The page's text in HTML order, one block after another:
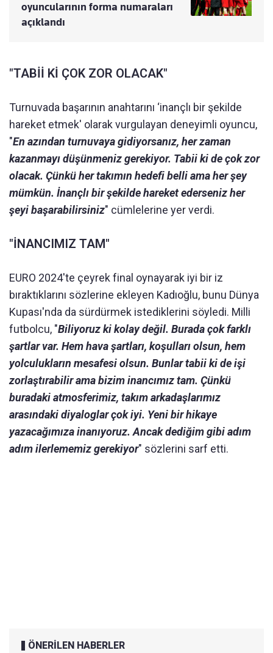
oyuncularının forma numaraları
açıklandı
"TABİİ Kİ ÇOK ZOR OLACAK"
Turnuvada başarının anahtarını ‘inançlı bir şekilde
hareket etmek' olarak vurgulayan deneyimli oyuncu,
"En azından turnuvaya gidiyorsanız, her zaman
kazanmayı düşünmeniz gerekiyor. Tabii ki de çok zor
olacak. Çünkü her takımın hedefi belli ama her şey
mümkün. İnançlı bir şekilde hareket ederseniz her
şeyi başarabilirsiniz" cümlelerine yer verdi.
"İNANCIMIZ TAM"
EURO 2024'te çeyrek final oynayarak iyi bir iz
bıraktıklarını sözlerine ekleyen Kadıoğlu, bunu Dünya
Kupası'nda da sürdürmek istediklerini söyledi. Milli
futbolcu, "Biliyoruz ki kolay değil. Burada çok farklı
şartlar var. Hem hava şartları, koşulları olsun, hem
yolculukların mesafesi olsun. Bunlar tabii ki de işi
zorlaştırabilir ama bizim inancımız tam. Çünkü
buradaki atmosferimiz, takım arkadaşlarımız
arasındaki diyaloglar çok iyi. Yeni bir hikaye
yazacağımıza inanıyoruz. Ancak dediğim gibi adım
adım ilerlememiz gerekiyor" sözlerini sarf etti.
ÖNERİLEN HABERLER